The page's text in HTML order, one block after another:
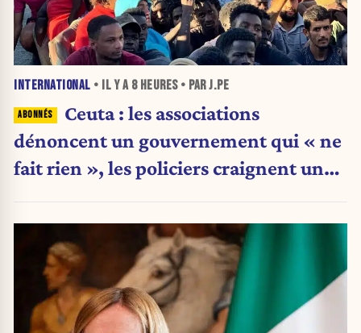
INTERNATIONAL • IL Y A 8 HEURES• PAR J.PE
Ceuta : les associations
dénoncent un gouvernement qui « ne
fait rien », les policiers craignent une